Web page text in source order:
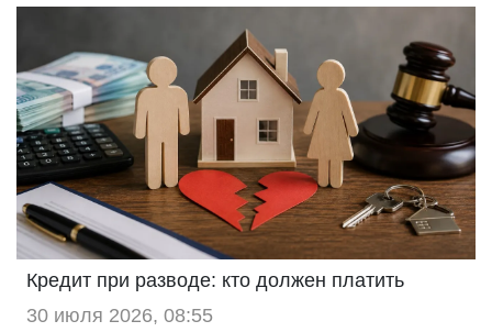
Кредит при разводе: кто должен платить
30 июля 2026, 08:55